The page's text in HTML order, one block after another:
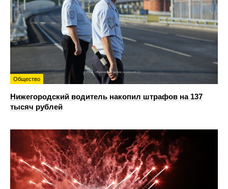
Общество
Нижегородский водитель накопил штрафов на 137
тысяч рублей